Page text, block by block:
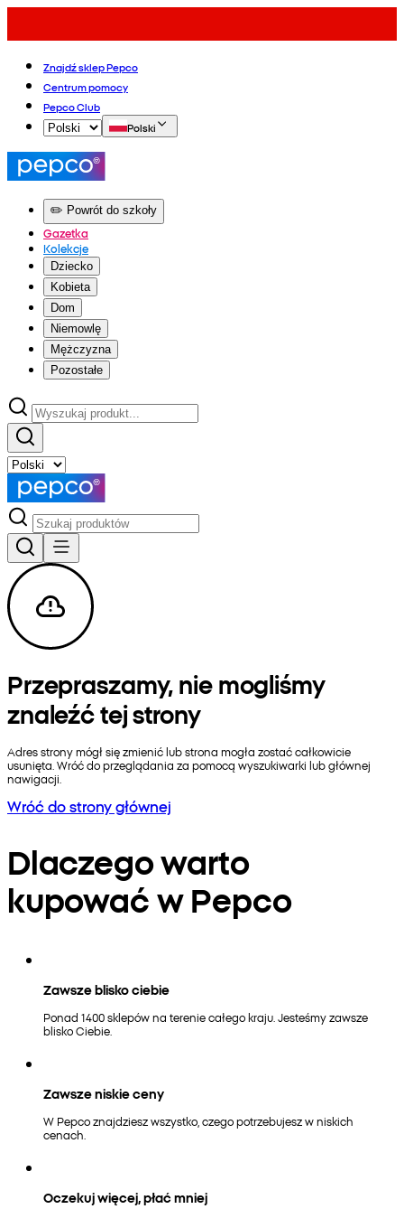
Znajdź sklep Pepco
Centrum pomocy
Pepco Club
Polski
✏️ Powrót do szkoły
Gazetka
Kolekcje
Dziecko
Kobieta
Dom
Niemowlę
Mężczyzna
Pozostałe
Przepraszamy, nie mogliśmy
znaleźć tej strony
Adres strony mógł się zmienić lub strona mogła zostać całkowicie
usunięta. Wróć do przeglądania za pomocą wyszukiwarki lub głównej
nawigacji.
Wróć do strony głównej
Dlaczego warto
kupować w Pepco
Zawsze blisko ciebie
Ponad 1400 sklepów na terenie całego kraju. Jesteśmy zawsze
blisko Ciebie.
Zawsze niskie ceny
W Pepco znajdziesz wszystko, czego potrzebujesz w niskich
cenach.
Oczekuj więcej, płać mniej